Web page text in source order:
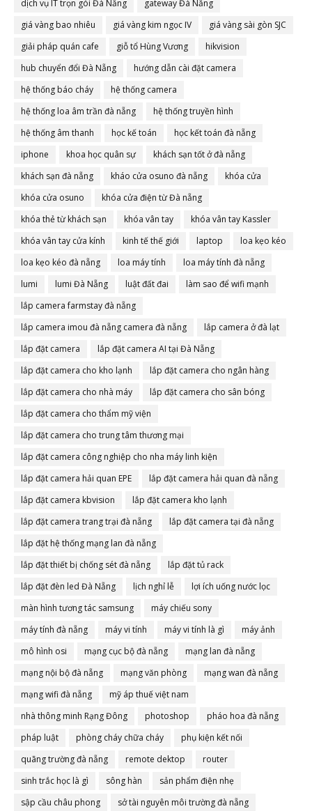
dịch vụ IT trọn gói Đà Nẵng
gateway Đà Nẵng
giá vàng bao nhiêu
giá vàng kim ngọc IV
giá vàng sài gòn SJC
giải pháp quán cafe
giỗ tổ Hùng Vương
hikvision
hub chuyển đổi Đà Nẵng
hướng dẫn cài đặt camera
hệ thống báo cháy
hệ thống camera
hệ thống loa âm trần đà nẵng
hệ thống truyền hình
hệ thống âm thanh
học kế toán
học kết toán đà nẵng
iphone
khoa học quân sự
khách sạn tốt ở đà nẵng
khách sạn đà nẵng
kháo cửa osuno đà nẵng
khóa cửa
khóa cửa osuno
khóa cửa điện từ Đà nẵng
khóa thẻ từ khách sạn
khóa vân tay
khóa vân tay Kassler
khóa vân tay cửa kính
kinh tế thế giới laptop
loa kẹo kéo
loa kẹo kéo đà nẵng
loa máy tính
loa máy tính đà nẵng
lumi
lumi Đà Nẵng luật đất đai
làm sao để wifi mạnh
lắp camera farmstay đà nẵng
lắp camera imou đà nẵng camera đà nẵng
lắp camera ở đà lạt
lắp đặt camera
lắp đặt camera AI tại Đà Nẵng
lắp đặt camera cho kho lạnh
lắp đặt camera cho ngân hàng
lắp đặt camera cho nhà máy
lắp đặt camera cho sân bóng
lắp đặt camera cho thẩm mỹ viện
lắp đặt camera cho trung tâm thương mại
lắp đặt camera công nghiệp cho nha máy linh kiện
lắp đặt camera hải quan EPE
lắp đặt camera hải quan đà nẵng
lắp đặt camera kbvision
lắp đặt camera kho lạnh
lắp đặt camera trang trại đà nẵng
lắp đặt camera tại đà nẵng
lắp đặt hệ thống mạng lan đà nẵng
lắp đặt thiết bị chống sét đà nẵng
lắp đặt tủ rack
lắp đặt đèn led Đà Nẵng
lịch nghỉ lễ
lợi ích uống nước lọc
màn hình tương tác samsung
máy chiếu sony
máy tính đà nẵng
máy vi tính máy vi tính là gì
máy ảnh
mô hình osi
mạng cục bộ đà nẵng
mạng lan đà nẵng
mạng nội bộ đà nẵng
mạng văn phòng
mạng wan đà nẵng
mạng wifi đà nẵng
mỹ áp thuế việt nam
nhà thông minh Rạng Đông
photoshop
pháo hoa đà nẵng
pháp luật
phòng cháy chữa cháy
phụ kiện kết nối
quãng trường đà nẵng
remote dektop
router
sinh trắc học là gì
sông hàn
sản phẩm điện nhẹ
sập cầu châu phong
sở tài nguyên môi trường đà nẵng